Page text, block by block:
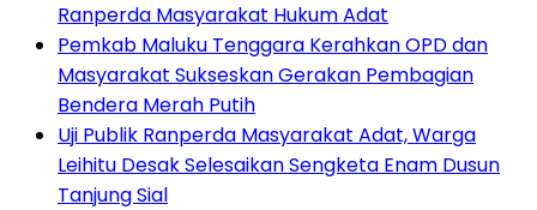
Ranperda Masyarakat Hukum Adat
Pemkab Maluku Tenggara Kerahkan OPD dan
Masyarakat Sukseskan Gerakan Pembagian
Bendera Merah Putih
Uji Publik Ranperda Masyarakat Adat, Warga
Leihitu Desak Selesaikan Sengketa Enam Dusun
Tanjung Sial